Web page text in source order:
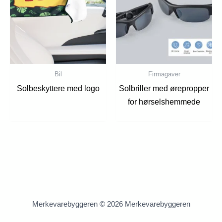
Bil
Solbeskyttere med logo
Firmagaver
Solbriller med ørepropper
for hørselshemmede
Merkevarebyggeren © 2026 Merkevarebyggeren